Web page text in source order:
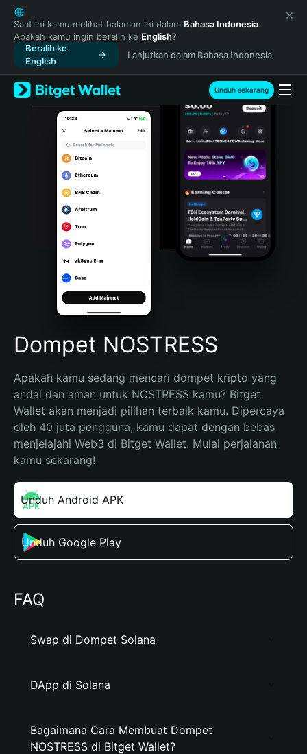
English
日本語
Tiếng Việt
Русский
Español (Latinoamérica)
Türkçe
Italiano
Português (Portugal)
Bahasa Indonesia
Português (Brasil)
Español (Argentina)
Saat ini kamu melihat halaman ini dalam Bahasa Indonesia.
Apakah kamu ingin beralih ke English?
Beralih ke
English
Lanjutkan dalam Bahasa Indonesia
Unduh sekarang
Dompet NOSTRESS
Apakah kamu sedang mencari dompet kripto yang
andal dan aman untuk NOSTRESS kamu? Bitget
Wallet akan menjadi pilihan terbaik kamu. Dipercaya
oleh 40 juta pengguna, kamu dapat dengan bebas
menjelajahi Web3 di Bitget Wallet. Mulai perjalanan
kamu sekarang!
Unduh Android APK
Unduh Google Play
FAQ
Swap di Dompet Solana
DApp di Solana
Bagaimana Cara Membuat Dompet
NOSTRESS di Bitget Wallet?